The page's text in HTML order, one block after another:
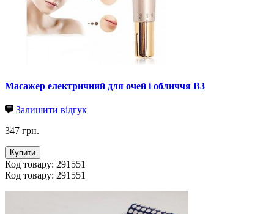
Масажер електричний для очей і обличчя B3
Залишити відгук
347 грн.
Купити
Код товару: 291551
Код товару: 291551